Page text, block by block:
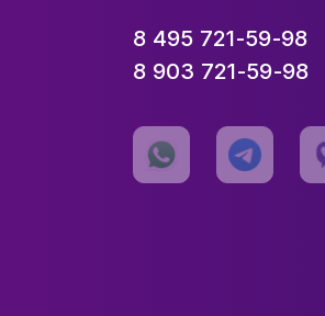
8 495 721-59-98
8 903 721-59-98